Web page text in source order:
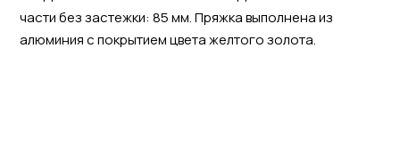
части без застежки: 85 мм. Пряжка выполнена из
алюминия с покрытием цвета желтого золота.